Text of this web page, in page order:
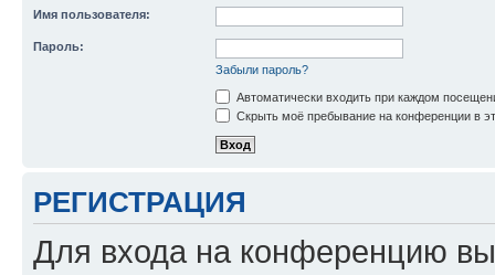
Имя пользователя:
Пароль:
Забыли пароль?
Автоматически входить при каждом
Скрыть моё пребывание на конференции в
РЕГИСТРАЦИЯ
Для входа на конференцию